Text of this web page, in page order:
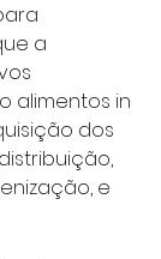
a
alimentos in
dos
e